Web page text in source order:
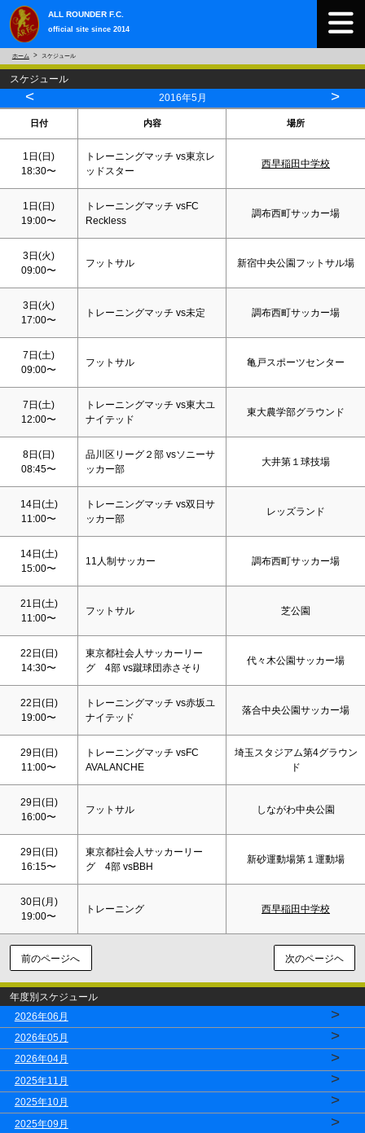
ALL ROUNDER F.C.
official site since 2014
ホーム スケジュール
スケジュール
< 2016年5月 >
日付 内容 場所
1日(日)
18:30〜
トレーニングマッチ vs東京レ
ッドスター
西早稲田中学校
1日(日)
19:00〜
トレーニングマッチ vsFC
Reckless
調布西町サッカー場
3日(火)
09:00〜
フットサル 新宿中央公園フットサル場
3日(火)
17:00〜
トレーニングマッチ vs未定 調布西町サッカー場
7日(土)
09:00〜
フットサル 亀戸スポーツセンター
7日(土)
12:00〜
トレーニングマッチ vs東大ユ
ナイテッド
東大農学部グラウンド
8日(日)
08:45〜
品川区リーグ２部 vsソニーサ
ッカー部
大井第１球技場
14日(土)
11:00〜
トレーニングマッチ vs双日サ
ッカー部
レッズランド
14日(土)
15:00〜
11人制サッカー 調布西町サッカー場
21日(土)
11:00〜
フットサル 芝公園
22日(日)
14:30〜
東京都社会人サッカーリー
グ 4部 vs蹴球団赤さそり
代々木公園サッカー場
22日(日)
19:00〜
トレーニングマッチ vs赤坂ユ
ナイテッド
落合中央公園サッカー場
29日(日)
11:00〜
トレーニングマッチ vsFC
AVALANCHE
埼玉スタジアム第4グラウン
ド
29日(日)
16:00〜
フットサル しながわ中央公園
29日(日)
16:15〜
東京都社会人サッカーリー
グ 4部 vsBBH
新砂運動場第１運動場
30日(月)
19:00〜
トレーニング 西早稲田中学校
前のページへ 次のページヘ
年度別スケジュール
2026年06月
>
2026年05月 >
2026年04月 >
2025年11月 >
2025年10月 >
2025年09月 >